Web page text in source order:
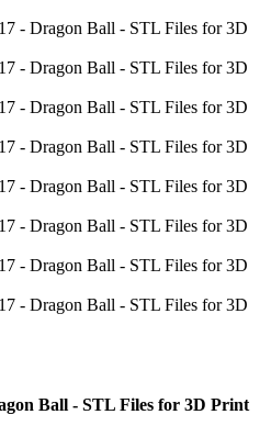
Ball - STL Files for 3D Print